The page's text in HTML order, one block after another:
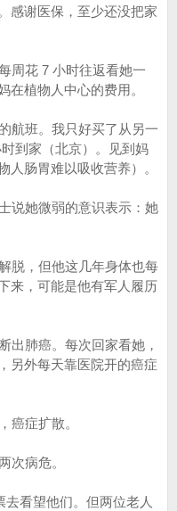
感谢医保，至少还没把家
周花 7 小时往返看她一
在植物人中心的费用。
航班。我只好买了从另一
到家（北京）。见到妈
人肠胃难以吸收营养）。
说她微弱的意识表示：她
脱，但他这几年身体也每
来，可能是他有军人履历
出肺癌。每次回家看她，
另外每天靠医院开的癌症
癌症扩散。
次病危。
看望他们。但两位老人